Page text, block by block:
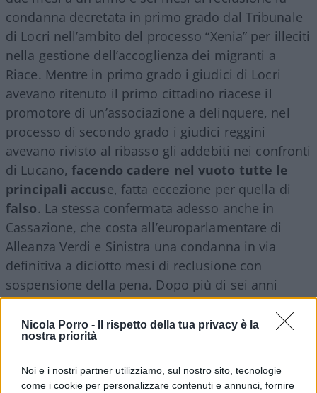
Nicola Porro -
Il rispetto della tua privacy è la
nostra priorità
Noi e i nostri partner utilizziamo, sul nostro sito, tecnologie
come i cookie per personalizzare contenuti e annunci, fornire
condanna decretata in primo grado dal Tribunale
di Locri nell’ambito del processo “Xenia” per illeciti
nella gestione dell’accoglienza dei migranti a
Riace. Mentre in primo grado i giudici di Locri
avevano ritenuto il primo cittadino riacese il
promotore di un’associazione a delinquere, nel
processo di secondo grado i giudici reggini
avevano rivisto al ribasso gli addebiti nei confronti
di Lucano,facendo cadere nel vuoto tutte le
principali accuse, fatta eccezione per quella di
falso. La stessa confermata adesso anche in
Cassazione, che costa all’europarlamentare di
Alleanza Verdi e Sinistra una condanna in via
definitiva a diciotto mesi di reclusione con
sospensione della pena. Dopo più di sei anni
dall’arresto, scattato il 2 ottobre 2018 a
conclusione dell’operazione “Xenia”, il caso
giudiziario di Mimmo Lucano può pertanto